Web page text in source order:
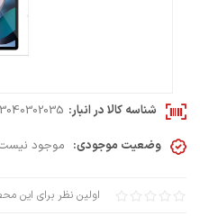
اولین نظر برای این
شناسه کالا در انبار:
وضعیت موجودی: موجود